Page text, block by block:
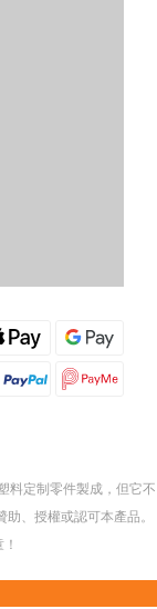
料定制零件製成，但它不
、授權或認可本產品。